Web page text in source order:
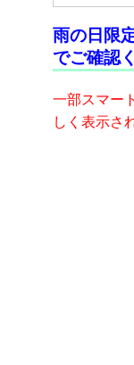
☆初めての方
18時45分ま
☆診察の有無
雨の日限
でご確認
一部スマー
しく表示さ